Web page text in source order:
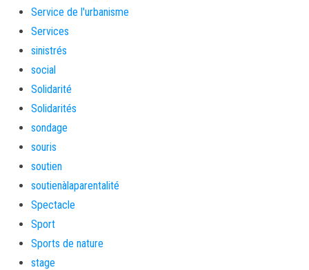
Service de l'urbanisme
Services
sinistrés
social
Solidarité
Solidarités
sondage
souris
soutien
soutienàlaparentalité
Spectacle
Sport
Sports de nature
stage